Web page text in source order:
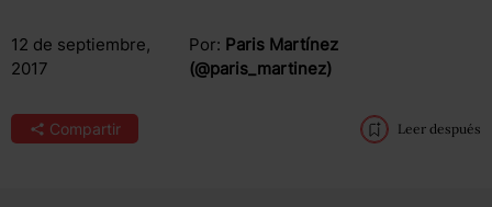
12 de septiembre,
2017
Por: Paris Martínez
(@paris_martinez)
Compartir Leer después